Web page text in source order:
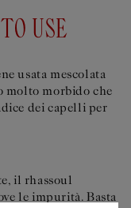
USE
usata mescolata
molto morbido che
dei capelli per
il rhassoul
le impurità. Basta